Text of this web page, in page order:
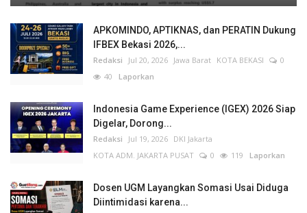
APKOMINDO, APTIKNAS, dan PERATIN Dukung
IFBEX Bekasi 2026,...
Redaksi Jul 20, 2026 Jawa Barat KOTA BEKASI
0
40 Laporkan
Indonesia Game Experience (IGEX) 2026 Siap
Digelar, Dorong...
Redaksi Jul 19, 2026 DKI Jakarta
KOTA ADM. JAKARTA PUSAT
0 119 Laporkan
Dosen UGM Layangkan Somasi Usai Diduga
Diintimidasi karena...